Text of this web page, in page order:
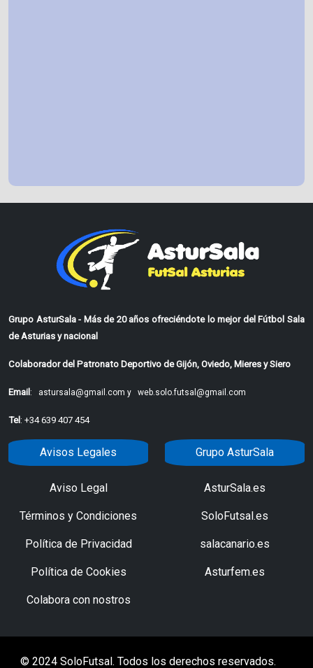
Grupo AsturSala - Más de 20 años ofreciéndote lo mejor del Fútbol Sala
de Asturias y nacional
Colaborador del Patronato Deportivo de Gijón, Oviedo, Mieres y Siero
Email : astursala@gmail.com y web.solo.futsal@gmail.com
Tel : +34 639 407 454
Avisos Legales
Aviso Legal
Términos y Condiciones
Política de Privacidad
Política de Cookies
Colabora con nostros
Grupo AsturSala
AsturSala.es
SoloFutsal.es
salacanario.es
Asturfem.es
© 2024 SoloFutsal. Todos los derechos reservados.